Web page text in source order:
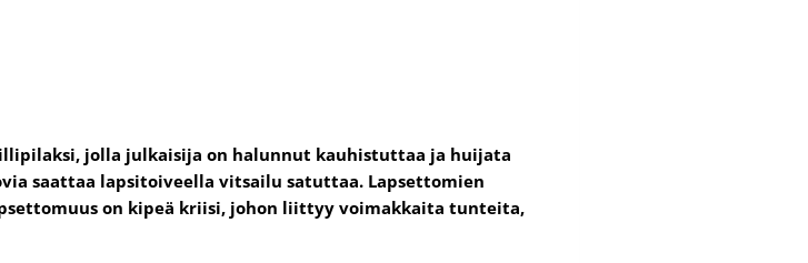
jolla julkaisija on halunnut kauhistuttaa ja huijata
saattaa lapsitoiveella vitsailu satuttaa. Lapsettomien
on kipeä kriisi, johon liittyy voimakkaita tunteita,